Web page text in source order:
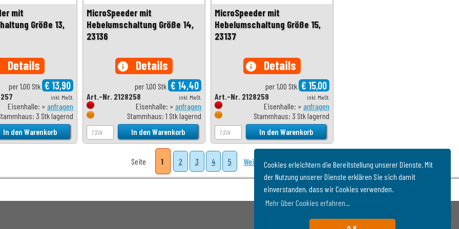
Cookies erleichtern die Bereitstellung unserer Dienste. Mit
der Nutzung unserer Dienste erklären Sie sich damit
einverstanden, dass wir Cookies verwenden.
Mehr über Cookies erfahren...
mit
Größe 13,
Details
per 1,00 Stk € 13,90
inkl. MwSt.
Eisenhalle: » anfragen
3 Stk lagernd
MicroSpeeder mit
Hebelumschaltung Größe 14,
23136
info Details
per 1,00 Stk € 14,40
inkl. MwSt.
Art.-Nr. 2128258
Eisenhalle: » anfragen
Stammhaus: 1 Stk lagernd
MicroSpeeder mit
Hebelumschaltung Größe 15,
23137
info Details
per 1,00 Stk € 15,00
inkl. MwSt.
Art.-Nr. 2128259
Eisenhalle: » anfragen
Stammhaus: 3 Stk lagernd
Seite 1 2 3 4 5 Weiter